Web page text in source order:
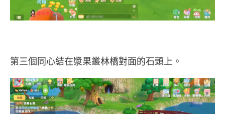
第三個同心結在漿果叢林橋對面的石頭上。